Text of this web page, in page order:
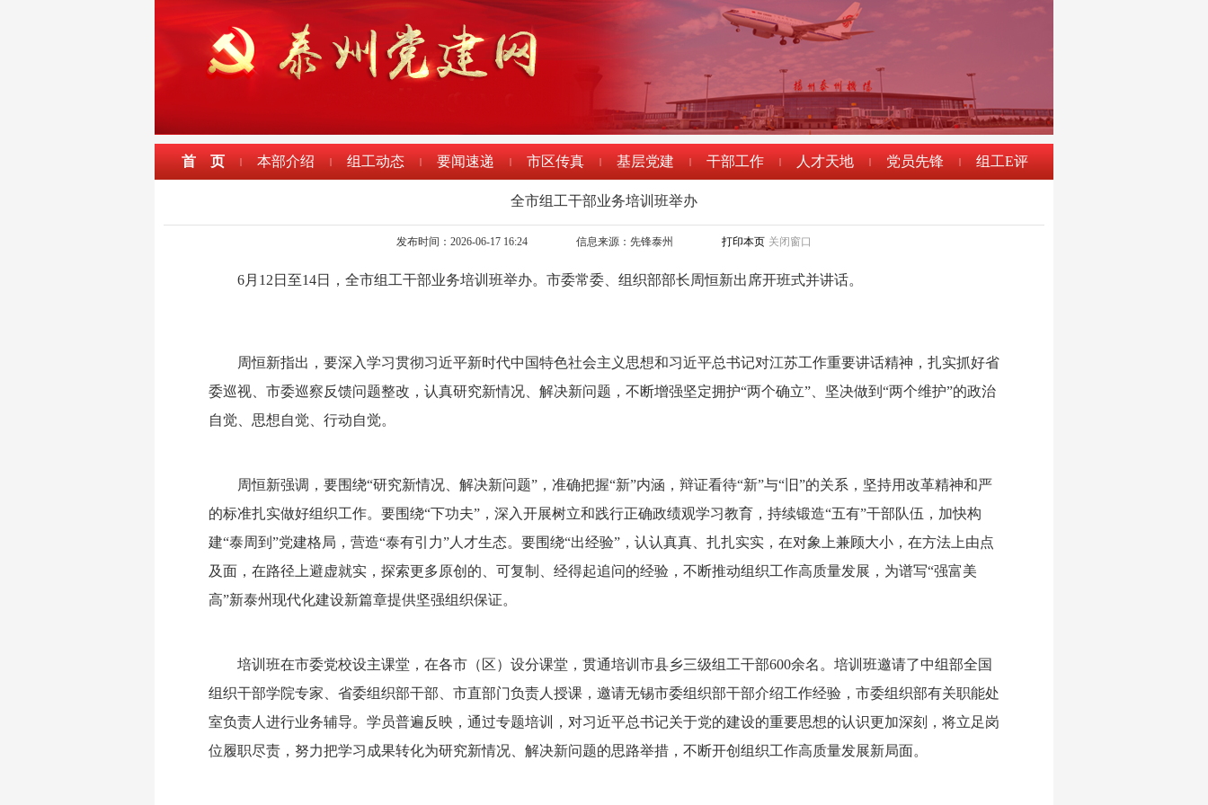
首 页 | 本部介绍 | 组工动态 | 要闻速递 | 市区传真 | 基层党建 | 干部工作 | 人才天地 | 党员先锋 | 组工E评
全市组工干部业务培训班举办
发布时间：2026-06-17 16:24 信息来源：先锋泰州 打印本页 关闭窗口
6月12日至14日，全市组工干部业务培训班举办。市委常委、组织部部长周恒新出席开班式并讲话。
周恒新指出，要深入学习贯彻习近平新时代中国特色社会主义思想和习近平总书记对江苏工作重要讲话精神，扎实抓好省
委巡视、市委巡察反馈问题整改，认真研究新情况、解决新问题，不断增强坚定拥护“两个确立”、坚决做到“两个维护”的政治
自觉、思想自觉、行动自觉。
周恒新强调，要围绕“研究新情况、解决新问题”，准确把握“新”内涵，辩证看待“新”与“旧”的关系，坚持用改革精神和严
的标准扎实做好组织工作。要围绕“下功夫”，深入开展树立和践行正确政绩观学习教育，持续锻造“五有”干部队伍，加快构
建“泰周到”党建格局，营造“泰有引力”人才生态。要围绕“出经验”，认认真真、扎扎实实，在对象上兼顾大小，在方法上由点
及面，在路径上避虚就实，探索更多原创的、可复制、经得起追问的经验，不断推动组织工作高质量发展，为谱写“强富美
高”新泰州现代化建设新篇章提供坚强组织保证。
培训班在市委党校设主课堂，在各市（区）设分课堂，贯通培训市县乡三级组工干部600余名。培训班邀请了中组部全国
组织干部学院专家、省委组织部干部、市直部门负责人授课，邀请无锡市委组织部干部介绍工作经验，市委组织部有关职能处
室负责人进行业务辅导。学员普遍反映，通过专题培训，对习近平总书记关于党的建设的重要思想的认识更加深刻，将立足岗
位履职尽责，努力把学习成果转化为研究新情况、解决新问题的思路举措，不断开创组织工作高质量发展新局面。